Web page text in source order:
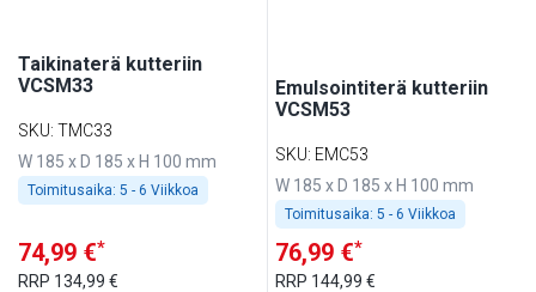
Taikinaterä kutteriin
VCSM33
SKU: TMC33
W 185 x D 185 x H 100 mm
Toimitusaika: 5 - 6 Viikkoa
74,99 €*
RRP 134,99 €
Emulsointiterä kutteriin
VCSM53
SKU: EMC53
W 185 x D 185 x H 100 mm
Toimitusaika: 5 - 6 Viikkoa
76,99 €*
RRP 144,99 €